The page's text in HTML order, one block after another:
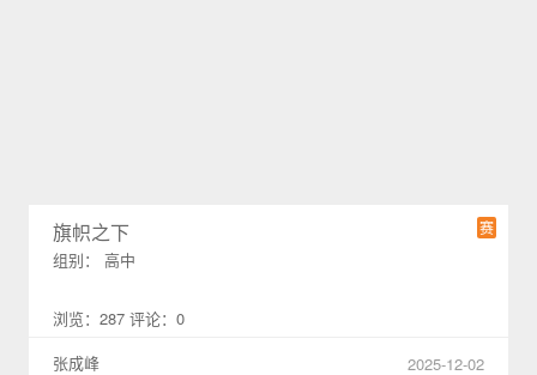
赛
旗帜之下
组别： 高中
浏览：287 评论：0
张成峰
2025-12-02